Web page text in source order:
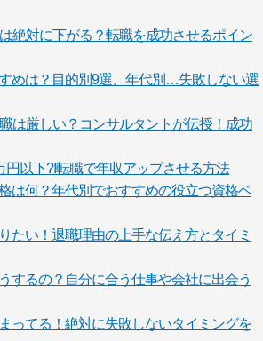
絶対に下がる？転職を成功させるポイン
めは？目的別9選、年代別…失敗しない選
は厳しい？コンサルタントが伝授！成功
円以下?!転職で年収アップさせる方法
は何？年代別でおすすめの役立つ資格ベ
たい！退職理由の上手な伝え方とタイミ
するの？自分に合う仕事や会社に出会う
ってる！絶対に失敗しないタイミングを